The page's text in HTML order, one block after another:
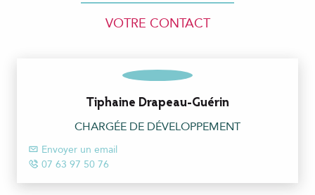
VOTRE CONTACT
Tiphaine Drapeau-Guérin
CHARGÉE DE DÉVELOPPEMENT
Envoyer un email
07 63 97 50 76